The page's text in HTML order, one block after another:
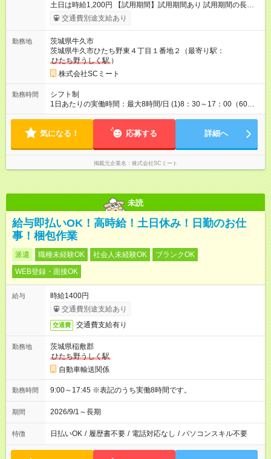
土日は時給1,200円 【試用期間】試用期間あり 試用期間の長
さ：1ヶ月 雇用形態、給与は本採用時と同じです。
交通費別途支給あり
勤務地
茨城県牛久市
茨城県牛久市ひたち野東４丁目１番地２（最寄り駅：
ひたち野うしく駅 ）
株式会社SCミート
勤務時間
シフト制
1日あたりの実働時間：最大8時間/日 (1)8：30～17：00（60分
休憩） (2)8：30～16：00（60分休憩） 週4日～ ※土日のどちら
大歓迎！
気になる！ 応募する 詳細へ
掲載元企業名 株式会社SCミート
未読
給与即払いOK！高時給！土日休み！日勤のお仕
事！梱包作業
派遣 職種未経験OK 社会人未経験OK
ブランクOK
WEB登録・面接OK
給与
時給1400円
交通費別途支給あり
交通費 交通費支給有り
勤務地
茨城県稲敷郡
ひたち野うしく駅
自動車輸送関係
勤務時間 9:00～17:45 ※表記のうち実働8時間です。
期間 2026/9/1～長期
特徴 日払いOK / 履歴書不要 / 電話対応なし / パソコンスキル不要